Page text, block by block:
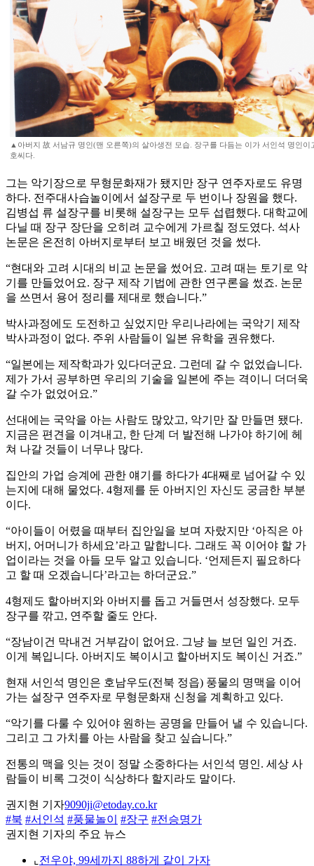
▲아버지 故 서남규 명인(맨 오른쪽)의 살아생전 모습. 장구를 다듬는 이가 서인석 명인이
호씨다.
그는 악기장으로 무형문화재가 됐지만 장구 연주자로도 유명
하다. 전주대사습놀이에서 설장구로 두 번이나 장원을 했다.
김병섭 류 설장구를 비롯해 설장구는 모두 섭렵했다. 대학교에
다닐 때 장구 장단을 오히려 교수에게 가르칠 정도였다. 석사
논문은 온전히 아버지로부터 보고 배웠던 것을 썼다.
“현대와 고려 시대의 비교 논문을 썼어요. 고려 때는 토기로 악
기를 만들었어요. 장구 제작 기법에 관한 연구론을 썼죠. 논문
을 쓰면서 용어 정리를 제대로 했습니다.”
박사과정에도 도전하고 싶었지만 우리나라에는 국악기 제작
박사과정이 없다. 주위 사람들이 일본 유학을 권유했다.
“일본에는 제작학과가 있다더군요. 그런데 갈 수 없었습니다.
제가 가서 공부하면 우리의 기술을 일본에 주는 격이니 더더욱
갈 수가 없었어요.”
선대에는 국악을 아는 사람도 많았고, 악기만 잘 만들면 됐다.
지금은 편견을 이겨내고, 한 단계 더 발전해 나가야 하기에 헤
쳐 나갈 것들이 너무나 많다.
집안의 가업 승계에 관한 얘기를 하다가 4대째로 넘어갈 수 있
는지에 대해 물었다. 4형제를 둔 아버지인 자신도 궁금한 부분
이다.
“아이들이 어렸을 때부터 집안일을 보며 자랐지만 ‘아직은 아
버지, 어머니가 하세요’라고 말합니다. 그래도 꼭 이어야 할 가
업이라는 것을 아들 모두 알고 있습니다. ‘언제든지 필요하다
고 할 때 오겠습니다’라고는 하더군요.”
4형제도 할아버지와 아버지를 돕고 거들면서 성장했다. 모두
장구를 깎고, 연주할 줄도 안다.
“장남이건 막내건 거부감이 없어요. 그냥 늘 보던 일인 거죠.
이게 복입니다. 아버지도 복이시고 할아버지도 복이신 거죠.”
현재 서인석 명인은 호남우도(전북 정읍) 풍물의 명맥을 이어
가는 설장구 연주자로 무형문화재 신청을 계획하고 있다.
“악기를 다룰 수 있어야 원하는 공명을 만들어 낼 수 있습니다.
그리고 그 가치를 아는 사람을 찾고 싶습니다.”
전통의 맥을 잇는 것이 정말 소중하다는 서인석 명인. 세상 사
람들이 비록 그것이 식상하다 할지라도 말이다.
권지현 기자9090ji@etoday.co.kr
#북 #서인석 #풍물놀이 #장구 #전승명가
권지현 기자의 주요 뉴스
⌞ 전우야, 99세까지 88하게 같이 가자